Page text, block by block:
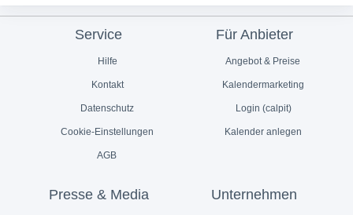
Service
Hilfe
Kontakt
Datenschutz
Cookie-Einstellungen
AGB
Für Anbieter
Angebot & Preise
Kalendermarketing
Login (calpit)
Kalender anlegen
Presse & Media Unternehmen